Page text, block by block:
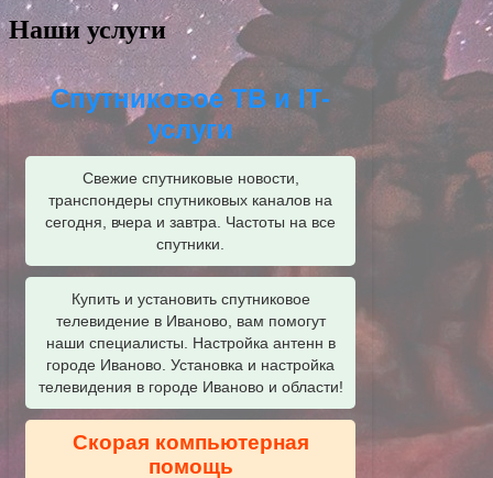
Наши услуги
Спутниковое ТВ и IT-
услуги
Свежие спутниковые новости,
транспондеры спутниковых каналов на
сегодня, вчера и завтра. Частоты на все
спутники.
Купить и установить спутниковое
телевидение в Иваново, вам помогут
наши специалисты. Настройка антенн в
городе Иваново. Установка и настройка
телевидения в городе Иваново и области!
Скорая компьютерная
помощь